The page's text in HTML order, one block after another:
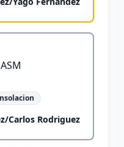
/Carlos Rodriguez